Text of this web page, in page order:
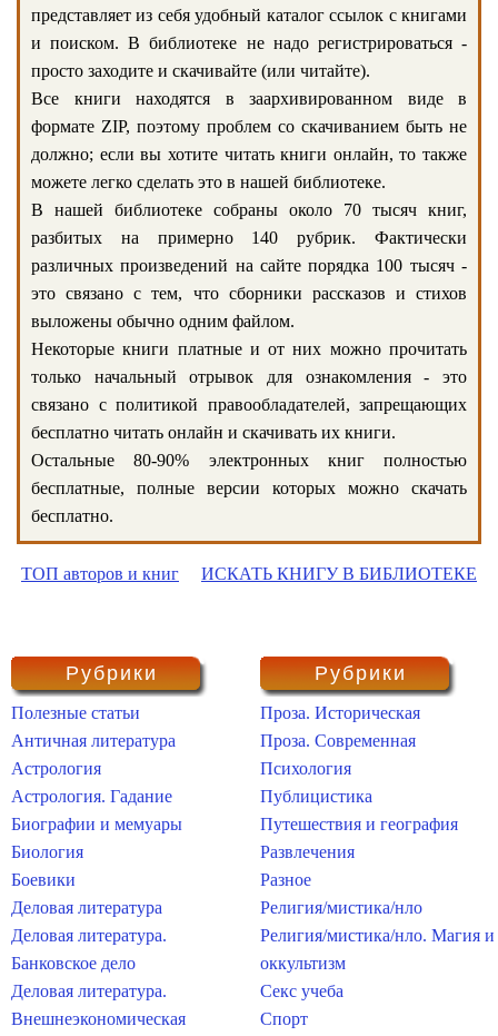
представляет из себя удобный каталог ссылок с книгами
и поиском. В библиотеке не надо регистрироваться -
просто заходите и скачивайте (или читайте).
Все книги находятся в заархивированном виде в
формате ZIP, поэтому проблем со скачиванием быть не
должно; если вы хотите читать книги онлайн, то также
можете легко сделать это в нашей библиотеке.
В нашей библиотеке собраны около 70 тысяч книг,
разбитых на примерно 140 рубрик. Фактически
различных произведений на сайте порядка 100 тысяч -
это связано с тем, что сборники рассказов и стихов
выложены обычно одним файлом.
Некоторые книги платные и от них можно прочитать
только начальный отрывок для ознакомления - это
связано с политикой правообладателей, запрещающих
бесплатно читать онлайн и скачивать их книги.
Остальные 80-90% электронных книг полностью
бесплатные, полные версии которых можно скачать
бесплатно.
ТОП авторов и книг ИСКАТЬ КНИГУ В БИБЛИОТЕКЕ
Рубрики
Полезные статьи
Античная литература
Астрология
Астрология. Гадание
Биографии и мемуары
Биология
Боевики
Деловая литература
Деловая литература.
Банковское дело
Деловая литература.
Внешнеэкономическая
Рубрики
Проза. Историческая
Проза. Современная
Психология
Публицистика
Путешествия и география
Развлечения
Разное
Религия/мистика/нло
Религия/мистика/нло. Магия и
оккультизм
Секс учеба
Спорт